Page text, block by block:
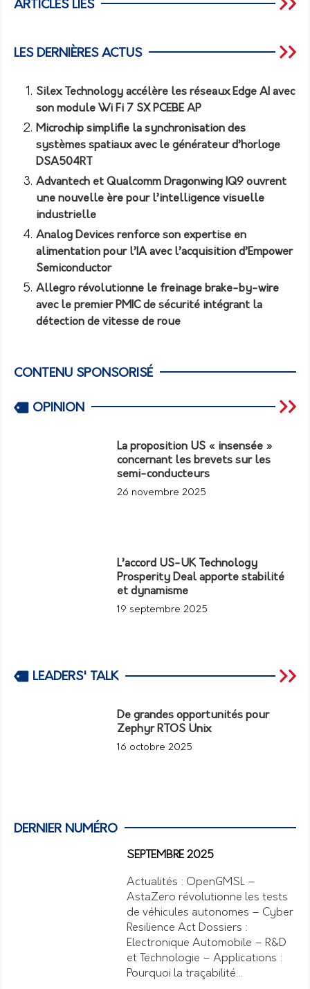
ARTICLES LIÉS
LES DERNIÈRES ACTUS
Silex Technology accélère les réseaux Edge AI avec
son module Wi Fi 7 SX PCEBE AP
Microchip simplifie la synchronisation des
systèmes spatiaux avec le générateur d’horloge
DSA504RT
Advantech et Qualcomm Dragonwing IQ9 ouvrent
une nouvelle ère pour l’intelligence visuelle
industrielle
Analog Devices renforce son expertise en
alimentation pour l’IA avec l’acquisition d’Empower
Semiconductor
Allegro révolutionne le freinage brake-by-wire
avec le premier PMIC de sécurité intégrant la
détection de vitesse de roue
CONTENU SPONSORISÉ
OPINION
La proposition US « insensée »
concernant les brevets sur les
semi-conducteurs
26 novembre 2025
L’accord US-UK Technology
Prosperity Deal apporte stabilité
et dynamisme
19 septembre 2025
LEADERS' TALK
De grandes opportunités pour
Zephyr RTOS Unix
16 octobre 2025
DERNIER NUMÉRO
SEPTEMBRE 2025
Actualités : OpenGMSL –
AstaZero révolutionne les tests
de véhicules autonomes – Cyber
Resilience Act Dossiers :
Electronique Automobile – R&D
et Technologie – Applications :
Pourquoi la traçabilité…